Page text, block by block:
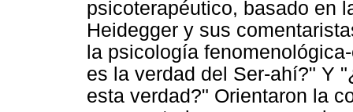
psicoterapéutico, basado en
Heidegger y sus
la psicología
es la verdad del Ser-ahí?" Y
esta verdad?" Orientaron la